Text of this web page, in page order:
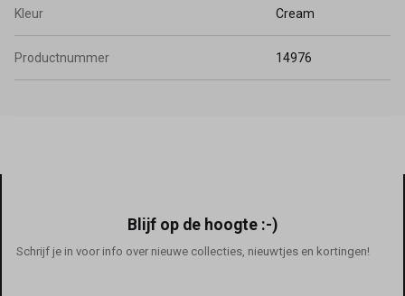
Kleur Cream
Productnummer 14976
Blijf op de hoogte :-)
Schrijf je in voor info over nieuwe collecties, nieuwtjes en kortingen!